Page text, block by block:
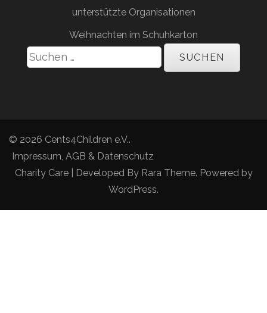
unterstützte Organisationen
Weihnachten im Schuhkarton
Suchen
nach:
© 2026 Cents4Children e.V..
Impressum, AGB & Datenschutz
Charity Care | Developed By Rara Theme. Powered by
WordPress.